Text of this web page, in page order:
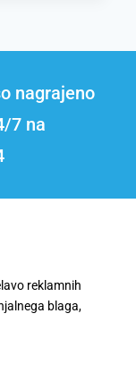
nagrajeno
7 na
reklamnih
blaga,